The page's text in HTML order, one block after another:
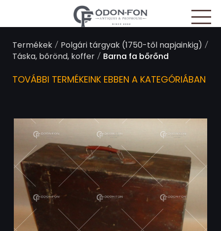
Termékek/ Polgári tárgyak (1750-től napjainkig) /
Táska, bőrönd, koffer/ Barna fa bőrőnd
TOVÁBBI TERMÉKEINK EBBEN A KATEGÓRIÁBAN